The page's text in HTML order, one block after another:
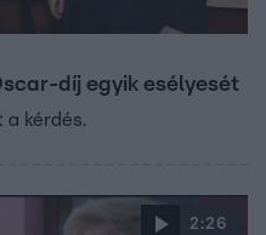
díj egyik esélyesét
a kérdés.
2:26